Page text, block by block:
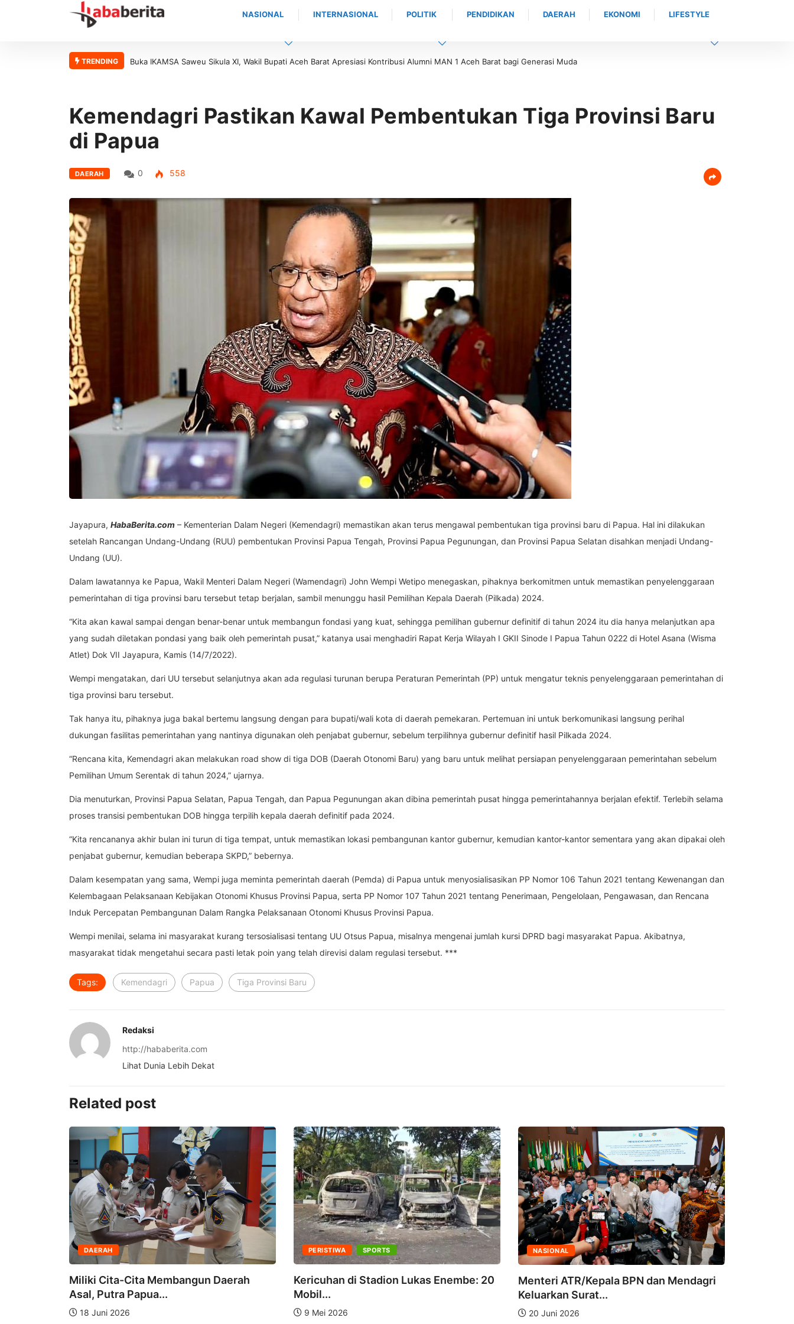
NASIONAL INTERNASIONAL POLITIK PENDIDIKAN DAERAH EKONOMI LIFESTYLE
TRENDING
Buka IKAMSA Saweu Sikula XI, Wakil Bupati Aceh Barat Apresiasi Kontribusi Alumni MAN 1 Aceh Barat bagi Generasi MudaBukan Sekedar Menutup Bimtek, BDK Provinsi Aceh Perkuat Fondasi Pelatihan
Kemendagri Pastikan Kawal Pembentukan Tiga Provinsi Baru
di Papua
DAERAH 0 558
Jayapura, HabaBerita.com – Kementerian Dalam Negeri (Kemendagri) memastikan akan terus mengawal pembentukan tiga provinsi baru di Papua. Hal ini dilakukan
setelah Rancangan Undang-Undang (RUU) pembentukan Provinsi Papua Tengah, Provinsi Papua Pegunungan, dan Provinsi Papua Selatan disahkan menjadi Undang-
Undang (UU).
Dalam lawatannya ke Papua, Wakil Menteri Dalam Negeri (Wamendagri) John Wempi Wetipo menegaskan, pihaknya berkomitmen untuk memastikan penyelenggaraan
pemerintahan di tiga provinsi baru tersebut tetap berjalan, sambil menunggu hasil Pemilihan Kepala Daerah (Pilkada) 2024.
“Kita akan kawal sampai dengan benar-benar untuk membangun fondasi yang kuat, sehingga pemilihan gubernur definitif di tahun 2024 itu dia hanya melanjutkan apa
yang sudah diletakan pondasi yang baik oleh pemerintah pusat,” katanya usai menghadiri Rapat Kerja Wilayah I GKII Sinode I Papua Tahun 0222 di Hotel Asana (Wisma
Atlet) Dok VII Jayapura, Kamis (14/7/2022).
Wempi mengatakan, dari UU tersebut selanjutnya akan ada regulasi turunan berupa Peraturan Pemerintah (PP) untuk mengatur teknis penyelenggaraan pemerintahan di
tiga provinsi baru tersebut.
Tak hanya itu, pihaknya juga bakal bertemu langsung dengan para bupati/wali kota di daerah pemekaran. Pertemuan ini untuk berkomunikasi langsung perihal
dukungan fasilitas pemerintahan yang nantinya digunakan oleh penjabat gubernur, sebelum terpilihnya gubernur definitif hasil Pilkada 2024.
“Rencana kita, Kemendagri akan melakukan road show di tiga DOB (Daerah Otonomi Baru) yang baru untuk melihat persiapan penyelenggaraan pemerintahan sebelum
Pemilihan Umum Serentak di tahun 2024,” ujarnya.
Dia menuturkan, Provinsi Papua Selatan, Papua Tengah, dan Papua Pegunungan akan dibina pemerintah pusat hingga pemerintahannya berjalan efektif. Terlebih selama
proses transisi pembentukan DOB hingga terpilih kepala daerah definitif pada 2024.
“Kita rencananya akhir bulan ini turun di tiga tempat, untuk memastikan lokasi pembangunan kantor gubernur, kemudian kantor-kantor sementara yang akan dipakai oleh
penjabat gubernur, kemudian beberapa SKPD,” bebernya.
Dalam kesempatan yang sama, Wempi juga meminta pemerintah daerah (Pemda) di Papua untuk menyosialisasikan PP Nomor 106 Tahun 2021 tentang Kewenangan dan
Kelembagaan Pelaksanaan Kebijakan Otonomi Khusus Provinsi Papua, serta PP Nomor 107 Tahun 2021 tentang Penerimaan, Pengelolaan, Pengawasan, dan Rencana
Induk Percepatan Pembangunan Dalam Rangka Pelaksanaan Otonomi Khusus Provinsi Papua.
Wempi menilai, selama ini masyarakat kurang tersosialisasi tentang UU Otsus Papua, misalnya mengenai jumlah kursi DPRD bagi masyarakat Papua. Akibatnya,
masyarakat tidak mengetahui secara pasti letak poin yang telah direvisi dalam regulasi tersebut. ***
Tags: Kemendagri Papua Tiga Provinsi Baru
Redaksi
http://hababerita.com
Lihat Dunia Lebih Dekat
Related post
DAERAH
Miliki Cita-Cita Membangun Daerah
Asal, Putra Papua...
18 Juni 2026
PERISTIWA SPORTS
Kericuhan di Stadion Lukas Enembe: 20
Mobil...
9 Mei 2026
NASIONAL
Menteri ATR/Kepala BPN dan Mendagri
Keluarkan Surat...
20 Juni 2026